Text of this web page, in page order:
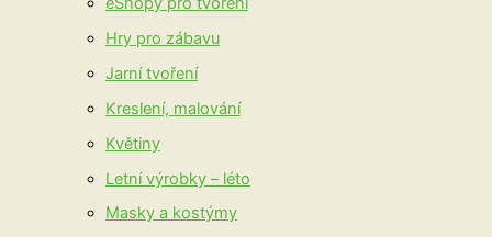
Hry pro zábavu
Jarní tvoření
Kreslení, malování
Květiny
Letní výrobky – léto
Masky a kostýmy